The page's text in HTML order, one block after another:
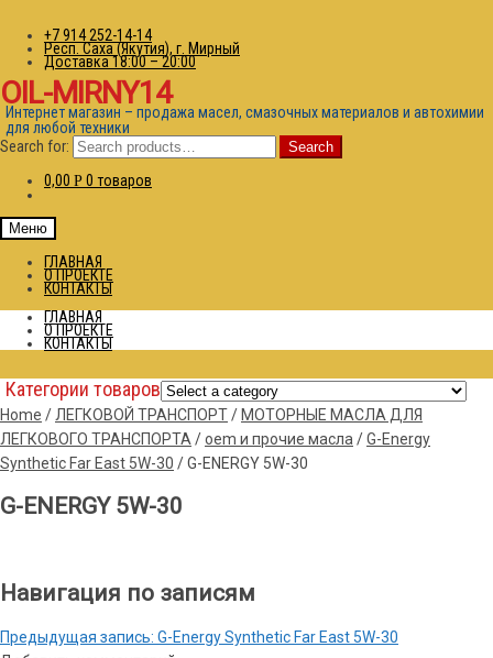
+7 914 252-14-14
Респ. Саха (Якутия), г. Мирный
Доставка 18:00 – 20:00
OIL-MIRNY14
Интернет магазин – продажа масел, смазочных материалов и автохимии
для любой техники
Search for:
Search
0,00 Р 0 товаров
Меню
ГЛАВНАЯ
О ПРОЕКТЕ
КОНТАКТЫ
ГЛАВНАЯ
О ПРОЕКТЕ
КОНТАКТЫ
Категории товаров
Home / ЛЕГКОВОЙ ТРАНСПОРТ/ МОТОРНЫЕ МАСЛА ДЛЯ
ЛЕГКОВОГО ТРАНСПОРТА /oem и прочие масла /G-Energy
Synthetic Far East 5W-30 /G-ENERGY 5W-30
G-ENERGY 5W-30
Навигация по записям
Предыдущая запись: G-Energy Synthetic Far East 5W-30